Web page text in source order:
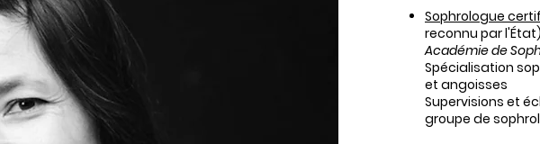
Sophrologue
reconnu par
Académie de
Spécialisation
et angoisses
Supervisions et
groupe de